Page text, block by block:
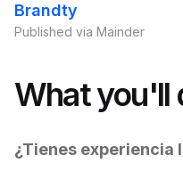
Brandty
Published via Mainder
What you'll
¿Tienes